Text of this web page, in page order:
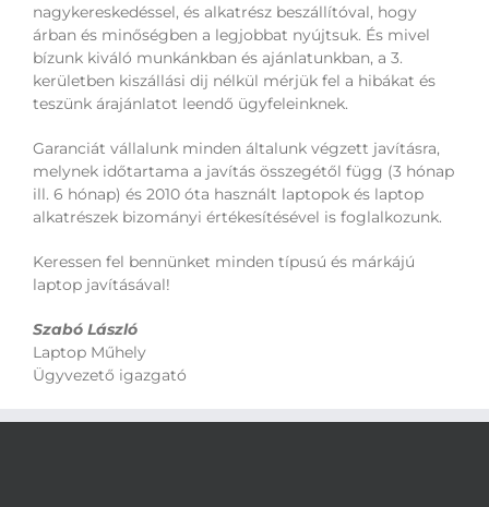
nagykereskedéssel, és alkatrész beszállítóval, hogy
árban és minőségben a legjobbat nyújtsuk. És mivel
bízunk kiváló munkánkban és ajánlatunkban, a 3.
kerületben kiszállási dij nélkül mérjük fel a hibákat és
teszünk árajánlatot leendő ügyfeleinknek.
Garanciát vállalunk minden általunk végzett javításra,
melynek időtartama a javítás összegétől függ (3 hónap
ill. 6 hónap) és 2010 óta használt laptopok és laptop
alkatrészek bizományi értékesítésével is foglalkozunk.
Keressen fel bennünket minden típusú és márkájú
laptop javításával!
Szabó László
Laptop Műhely
Ügyvezető igazgató